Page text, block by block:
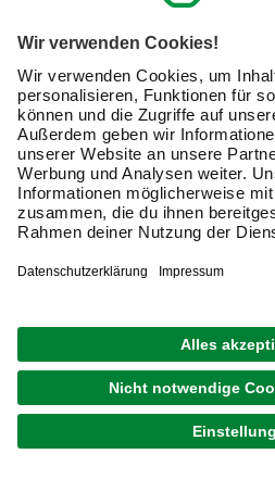
richtigen Gartengeräte und das
Wunder: Alles geht schneller von
Bereiche des Gartens lassen
und pflegen.
Was auch immer Sie vorhaben:
garantiert die passenden
Hilfsmittel – und zwar für das
Wer kennt das nicht? Kaum
paar Tage sich selbst, da grünt
Ecken, die man eigentlich